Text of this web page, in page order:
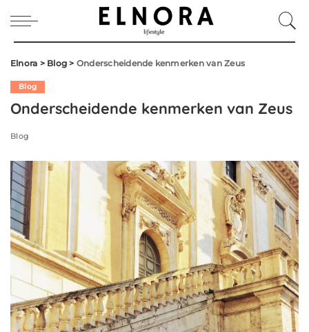
Elnora > Blog > Onderscheidende kenmerken van Zeus
Blog
Onderscheidende kenmerken van Zeus
Blog